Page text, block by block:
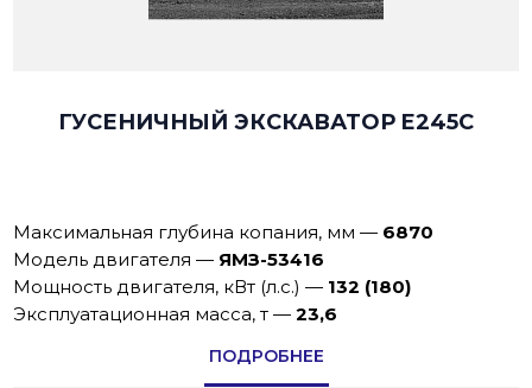
ГУСЕНИЧНЫЙ ЭКСКАВАТОР E245C
Максимальная глубина копания, мм — 6870
Модель двигателя — ЯМЗ-53416
Мощность двигателя, кВт (л.с.) — 132 (180)
Эксплуатационная масса, т —23,6
ПОДРОБНЕЕ